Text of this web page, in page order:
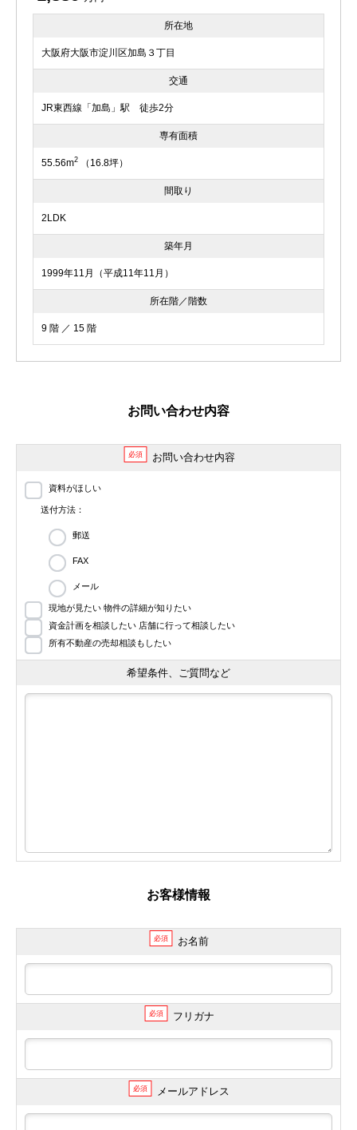
所在地
大阪府大阪市淀川区加島３丁目
交通
JR東西線「加島」駅 徒歩2分
専有面積
55.56m2 （16.8坪）
間取り
2LDK
築年月
1999年11月（平成11年11月）
所在階／階数
9 階 ／ 15 階
お問い合わせ内容
必須 お問い合わせ内容
資料がほしい
送付方法：
郵送
FAX
メール
現地が見たい 物件の詳細が知りたい
資金計画を相談したい 店舗に行って相談したい
所有不動産の売却相談もしたい
希望条件、ご質問など
お客様情報
必須 お名前
必須 フリガナ
必須 メールアドレス